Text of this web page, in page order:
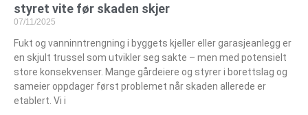
styret vite før skaden skjer
07/11/2025
Fukt og vanninntrengning i byggets kjeller eller garasjeanlegg er
en skjult trussel som utvikler seg sakte – men med potensielt
store konsekvenser. Mange gårdeiere og styrer i borettslag og
sameier oppdager først problemet når skaden allerede er
etablert. Vi i